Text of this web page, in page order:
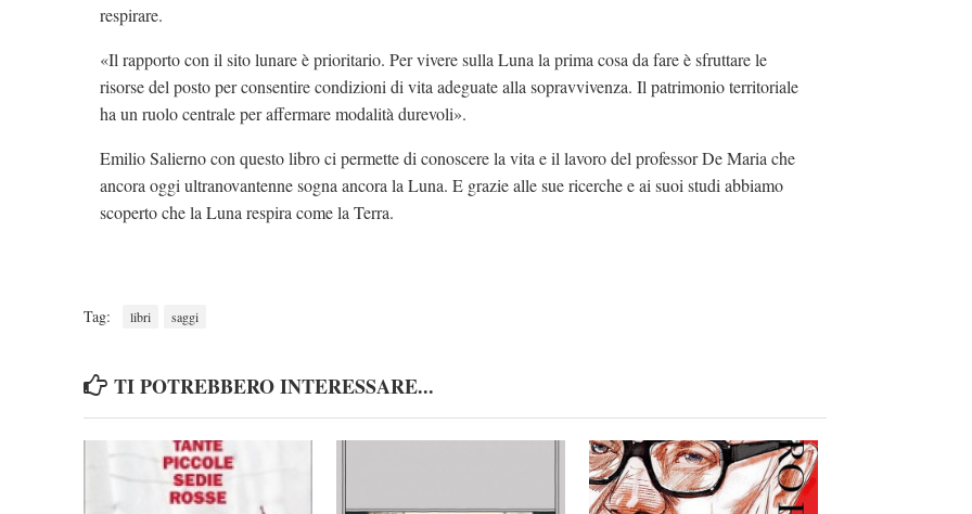
respirare.
«Il rapporto con il sito lunare è prioritario. Per vivere sulla Luna la prima cosa da fare è sfruttare le
risorse del posto per consentire condizioni di vita adeguate alla sopravvivenza. Il patrimonio territoriale
ha un ruolo centrale per affermare modalità durevoli».
Emilio Salierno con questo libro ci permette di conoscere la vita e il lavoro del professor De Maria che
ancora oggi ultranovantenne sogna ancora la Luna. E grazie alle sue ricerche e ai suoi studi abbiamo
scoperto che la Luna respira come la Terra.
Tag: libri saggi
TI POTREBBERO INTERESSARE...